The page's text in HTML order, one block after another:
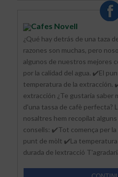
Cafes Novell
¿Qué hay detrás de una taza
razones son muchas, pero
algunos de nuestros mejores
por la calidad del agua. ✔️El
temperatura de la extracción.
extracción ¿Te gustaría saber
d'una tassa de cafè perfecta?
nosaltres hem recopilat
consells: ✔️Tot comença per
punt de mòlt ✔️La
durada de lextracció